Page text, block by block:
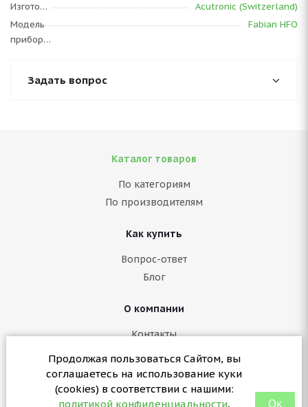
Продолжая пользоваться Сайтом, вы
соглашаетесь на использование куки
(cookies) в соответствии с нашими:
политикой конфиденциальности, Ок
Изготовитель
Acutronic (Switzerland)
Модель
прибора
Fabian HFO
Задать вопрос
Каталог товаров
По категориям
По производителям
Как купить
Вопрос-ответ
Блог
О компании
Контакты
Политика конфиденциальности
Согласие на обработку персональных данных
Политика в отношении куки (cookies)